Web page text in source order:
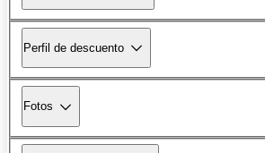
Perfil de descuento
Fotos